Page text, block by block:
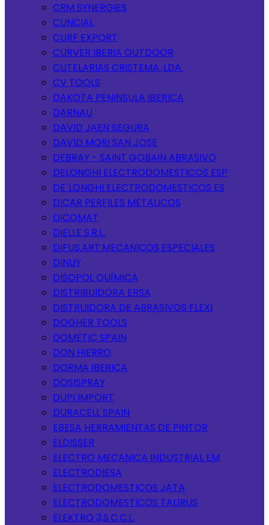
CRM SYNERGIES
CUNCIAL
CURF EXPORT
CURVER IBERIA OUTDOOR
CUTELARIAS CRISTEMA, LDA.
CV TOOLS
DAKOTA PENINSULA IBERICA
DARNAU
DAVID JAEN SEGURA
DAVID MORI SAN JOSE
DEBRAY - SAINT GOBAIN ABRASIVO
DELONGHI ELECTRODOMESTICOS ESP
DE´LONGHI ELECTRODOMESTICOS ES
DICAR PERFILES METALICOS
DICOMAT
DIELLE S.R.L.
DIFUS.ART.MECANICOS ESPECIALES
DINUY
DISOPOL QUÍMICA
DISTRIBUIDORA ERSA
DISTRUIDORA DE ABRASIVOS FLEXI
DOGHER TOOLS
DOMETIC SPAIN
DON HIERRO
DORMA IBERICA
DOSISPRAY
DUPI IMPORT
DURACELL SPAIN
EBESA HERRAMIENTAS DE PINTOR
ELDISSER
ELECTRO MECANICA INDUSTRIAL EM
ELECTRODIESA
ELECTRODOMESTICOS JATA
ELECTRODOMESTICOS TAURUS
ELEKTRO 3,S.C.C.L.